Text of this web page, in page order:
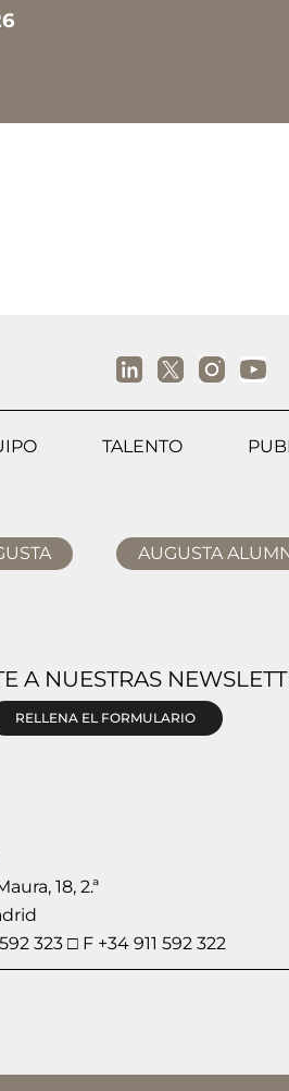
TALENTO
AUGUSTA
A NUESTRAS
RELLENA EL FORMULARIO
18, 2.ª
323 □ F +34 911 592 322